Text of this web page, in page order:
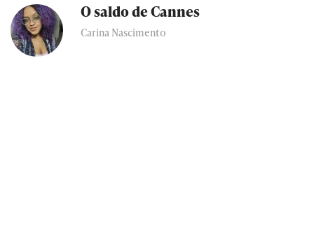
O saldo de Cannes
Carina Nascimento